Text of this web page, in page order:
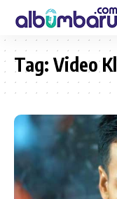
Tag: Video